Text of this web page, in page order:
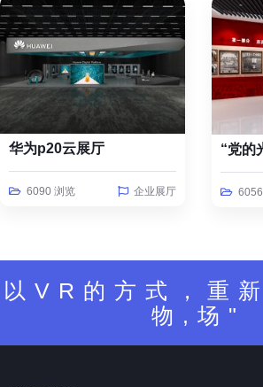
华为p20云展厅
6090 浏览 企业展厅
以VR的方式，重
物,场"